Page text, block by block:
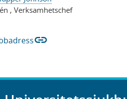
, Verksamhetschef
link